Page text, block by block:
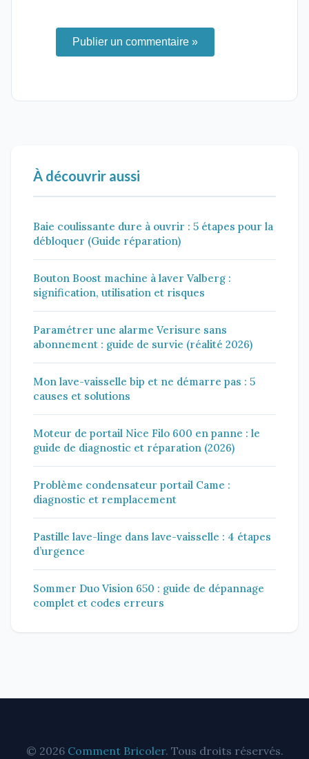
Publier un commentaire »
À découvrir aussi
Baie coulissante dure à ouvrir : 5 étapes pour la
débloquer (Guide réparation)
Bouton Boost machine à laver Valberg :
signification, utilisation et risques
Paramétrer une alarme Verisure sans
abonnement : guide de survie (réalité 2026)
Mon lave-vaisselle bip et ne démarre pas : 5
causes et solutions
Moteur de portail Nice Filo 600 en panne : le
guide de diagnostic et réparation (2026)
Problème condensateur portail Came :
diagnostic et remplacement
Pastille lave-linge dans lave-vaisselle : 4 étapes
d’urgence
Sommer Duo Vision 650 : guide de dépannage
complet et codes erreurs
© 2026 Comment Bricoler. Tous droits réservés.